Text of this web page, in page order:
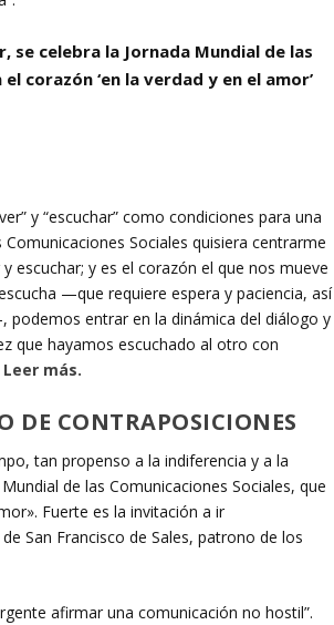
, se celebra la Jornada Mundial de las
corazón ‘en la verdad y en el amor’
y “escuchar” como condiciones para una
Sociales quisiera centrarme
escuchar; y es el corazón el que nos mueve
—que requiere espera y paciencia, así
entrar en la dinámica del diálogo y
que hayamos escuchado al otro con
Leer más.
DE CONTRAPOSICIONES
tan propenso a la indiferencia y a la
de las Comunicaciones Sociales, que
Fuerte es la invitación a ir
San Francisco de Sales, patrono de los
afirmar una comunicación no hostil”.